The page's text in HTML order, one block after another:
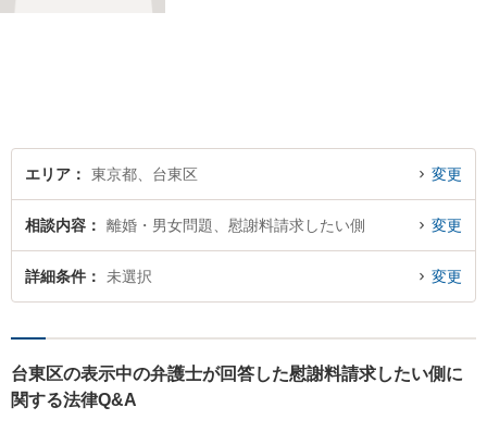
エリア 東京都、台東区 変更
相談内容 離婚・男女問題、慰謝料請求したい側 変更
詳細条件 未選択 変更
台東区の表示中の弁護士が回答した慰謝料請求したい側に
関する法律Q&A